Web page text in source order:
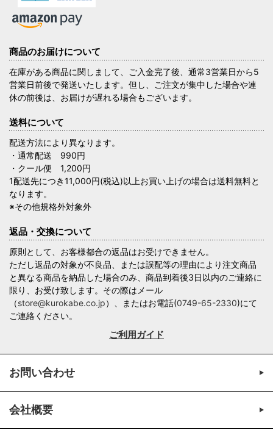
商品のお届けについて
在庫がある商品に関しまして、ご入金完了後、通常3営業日から5
営業日前後で発送いたします。但し、ご注文が集中した場合や連
休の前後は、お届けが遅れる場合もございます。
送料について
配送方法により異なります。
・通常配送 990円
・クール便 1,200円
1配送先につき11,000円(税込)以上お買い上げの場合は送料無料と
なります。
※その他規格外対象外
返品・交換について
原則として、お客様都合の返品はお受けできません。
ただし返品の対象が不良品、または誤配等の理由により注文商品
と異なる商品を納品した場合のみ、商品到着後3日以内のご連絡に
限り、お受け致します。その際はメール
（store@kurokabe.co.jp）、またはお電話(0749-65-2330)にて
ご連絡ください。
ご利用ガイド
お問い合わせ
会社概要